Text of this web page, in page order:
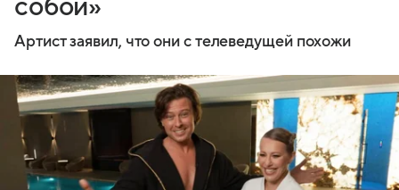
собой»
Артист заявил, что они с телеведущей похожи